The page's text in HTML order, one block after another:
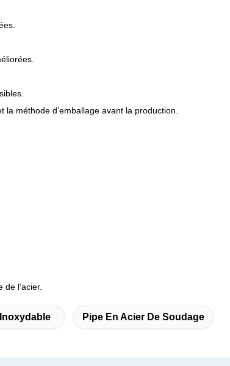
méthode d’emballage avant la production.
l’acier.
Pipe En Acier De Soudage